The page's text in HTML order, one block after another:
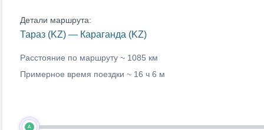
Детали маршрута:
Тараз (KZ) — Караганда (KZ)
Расстояние по маршруту ~ 1085 км
Примерное время поездки ~ 16 ч 6 м
A